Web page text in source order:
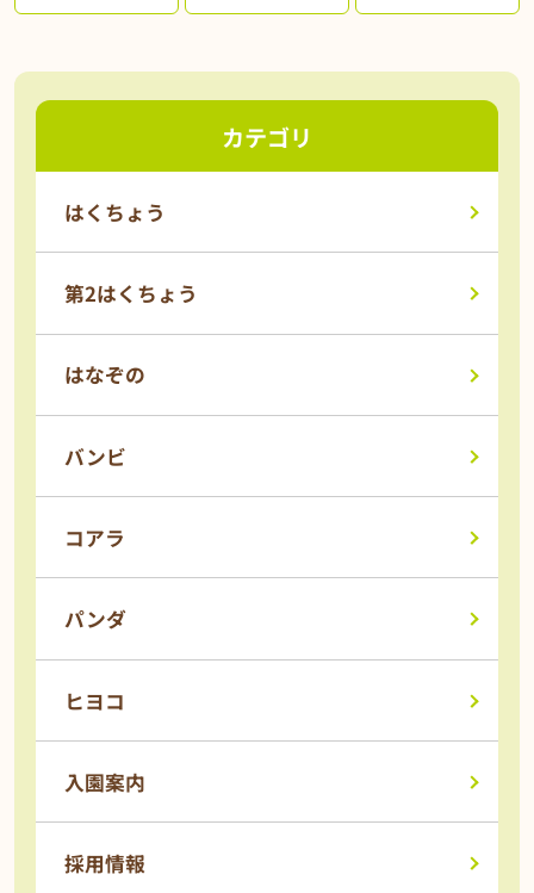
カテゴリ
はくちょう
第2はくちょう
はなぞの
バンビ
コアラ
パンダ
ヒヨコ
入園案内
採用情報